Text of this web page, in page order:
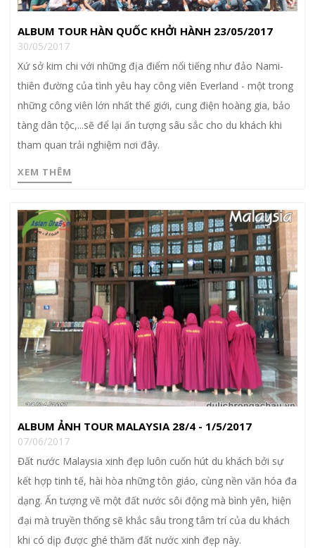
ALBUM TOUR HÀN QUỐC KHỞI HÀNH 23/05/2017
30/05/2017
Xứ sở kim chi với những địa điểm nổi tiếng như đảo Nami-
thiên đường của tình yêu hay công viên Everland - một trong
những công viên lớn nhất thế giới, cung điện hoàng gia, bảo
tàng dân tộc,...sẽ để lại ấn tượng sâu sắc cho du khách khi
tham quan trải nghiệm nơi đây.
XEM THÊM
ALBUM ẢNH TOUR MALAYSIA 28/4 - 1/5/2017
07/06/2017
Đất nước Malaysia xinh đẹp luôn cuốn hút du khách bởi sự
kết hợp tinh tế, hài hòa những tôn giáo, cùng nền văn hóa đa
dạng. Ấn tượng về một đất nước sôi động mà bình yên, hiện
đại mà truyền thống sẽ khắc sâu trong tâm trí của du khách
khi có dịp được ghé thăm đất nước xinh đẹp này.